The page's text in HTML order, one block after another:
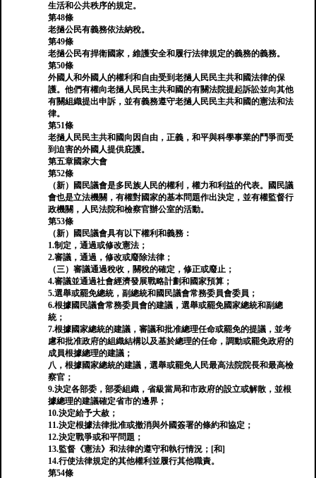
生活和公共秩序的規定。
第48條
老撾公民有義務依法納稅。
第49條
老撾公民有捍衛國家，維護安全和履行法律規定的義務的義務。
第50條
外國人和外國人的權利和自由受到老撾人民民主共和國法律的保
護。他們有權向老撾人民民主共和國的有關法院提起訴訟並向其他
有關組織提出申訴，並有義務遵守老撾人民民主共和國的憲法和法
律。
第51條
老撾人民民主共和國向因自由，正義，和平與科學事業的鬥爭而受
到迫害的外國人提供庇護。
第五章國家大會
第52條
（新）國民議會是多民族人民的權利，權力和利益的代表。國民議
會也是立法機關，有權對國家的基本問題作出決定，並有權監督行
政機關，人民法院和檢察官辦公室的活動。
第53條
（新）國民議會具有以下權利和義務：
1.制定，通過或修改憲法；
2.審議，通過，修改或廢除法律；
（三）審議通過稅收，關稅的確定，修正或廢止；
4.審議並通過社會經濟發展戰略計劃和國家預算；
5.選舉或罷免總統，副總統和國民議會常務委員會委員；
6.根據國民議會常務委員會的建議，選舉或罷免國家總統和副總
統；
7.根據國家總統的建議，審議和批准總理任命或罷免的提議，並考
慮和批准政府的組織結構以及基於總理的任命，調動或罷免政府的
成員根據總理的建議；
八，根據國家總統的建議，選舉或罷免人民最高法院院長和最高檢
察官；
9.決定各部委，部委組織，省級當局和市政府的設立或解散，並根
據總理的建議確定省市的邊界；
10.決定給予大赦；
11.決定根據法律批准或撤消與外國簽署的條約和協定；
12.決定戰爭或和平問題；
13.監督《憲法》和法律的遵守和執行情況；[和]
14.行使法律規定的其他權利並履行其他職責。
第54條